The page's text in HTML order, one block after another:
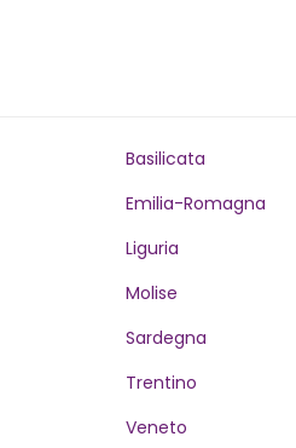
Basilicata
Emilia-Romagna
Liguria
Molise
Sardegna
Trentino
Veneto